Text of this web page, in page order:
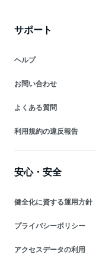
サポート
ヘルプ
お問い合わせ
よくある質問
利用規約の違反報告
安心・安全
健全化に資する運用方針
プライバシーポリシー
アクセスデータの利用